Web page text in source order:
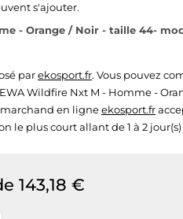
s'ajouter.
- Orange / Noir - taille 44-
parekosport.fr. Vous pouvez
Wildfire Nxt M - Homme -
en ligneekosport.fr
le plus court allant de 1 à 2
143,18 €